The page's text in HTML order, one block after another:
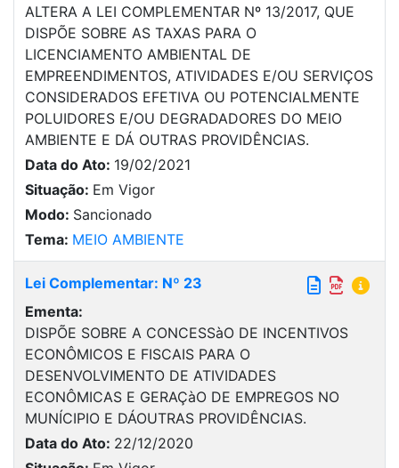
ALTERA A LEI COMPLEMENTAR Nº 13/2017, QUE
DISPÕE SOBRE AS TAXAS PARA O
LICENCIAMENTO AMBIENTAL DE
EMPREENDIMENTOS, ATIVIDADES E/OU SERVIÇOS
CONSIDERADOS EFETIVA OU POTENCIALMENTE
POLUIDORES E/OU DEGRADADORES DO MEIO
AMBIENTE E DÁ OUTRAS PROVIDÊNCIAS.
Data do Ato: 19/02/2021
Situação: Em Vigor
Modo: Sancionado
Tema: MEIO AMBIENTE
Lei Complementar: Nº 23
Ementa:
DISPÕE SOBRE A CONCESSàO DE INCENTIVOS
ECONÔMICOS E FISCAIS PARA O
DESENVOLVIMENTO DE ATIVIDADES
ECONÔMICAS E GERAÇàO DE EMPREGOS NO
MUNÍCIPIO E DÁOUTRAS PROVIDÊNCIAS.
Data do Ato: 22/12/2020